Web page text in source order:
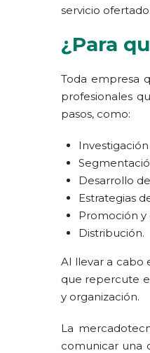
servicio ofertado.
¿Para
Toda empresa
profesionales
pasos, como:
Desarrollo
Estrategias
Promoción y
Distribución.
Al llevar a cabo
que repercute
y organización.
La
comunicar una